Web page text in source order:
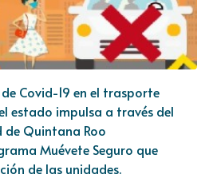
Covid-19 en el trasporte
estado impulsa a través del
Quintana Roo
Muévete Seguro que
de las unidades.